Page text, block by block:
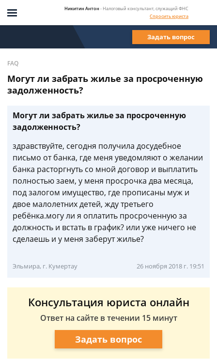
Никитин Антон - Налоговый консультант, служащий ФНС
Спросить юриста
Задать вопрос
FAQ
Могут ли забрать жилье за просроченную
задолженность?
Могут ли забрать жилье за просроченную
задолженность?
здравствуйте, сегодня получила досудебное
письмо от банка, где меня уведомляют о желании
банка расторгнуть со мной договор и выплатить
полностью заем, у меня просрочка два месяца,
под залогом имущество, где прописаны муж и
двое малолетних детей, жду третьего
ребёнка.могу ли я оплатить просроченную за
должность и встать в график? или уже ничего не
сделаешь и у меня заберут жилье?
Эльмира, г. Кумертау 26 ноября 2018 г. 19:51
Консультация юриста онлайн
Ответ на сайте в течении 15 минут
Задать вопрос